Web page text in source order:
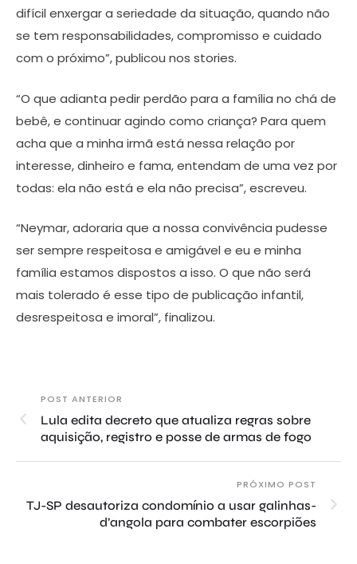
difícil enxergar a seriedade da situação, quando não
se tem responsabilidades, compromisso e cuidado
com o próximo”, publicou nos stories.
“O que adianta pedir perdão para a família no chá de
bebê, e continuar agindo como criança? Para quem
acha que a minha irmã está nessa relação por
interesse, dinheiro e fama, entendam de uma vez por
todas: ela não está e ela não precisa”, escreveu.
“Neymar, adoraria que a nossa convivência pudesse
ser sempre respeitosa e amigável e eu e minha
família estamos dispostos a isso. O que não será
mais tolerado é esse tipo de publicação infantil,
desrespeitosa e imoral”, finalizou.
POST ANTERIOR
Lula edita decreto que atualiza regras sobre
aquisição, registro e posse de armas de fogo
PRÓXIMO POST
TJ-SP desautoriza condomínio a usar galinhas-
d’angola para combater escorpiões